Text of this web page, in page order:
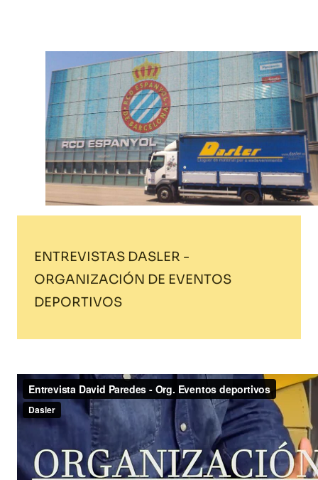
ENTREVISTAS DASLER -
ORGANIZACIÓN DE EVENTOS
DEPORTIVOS